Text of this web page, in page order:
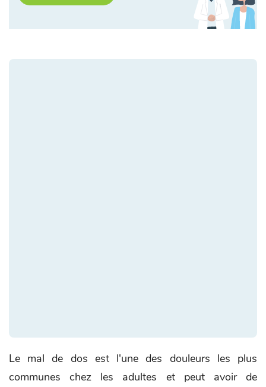
Le mal de dos est l'une des douleurs les plus
communes chez les adultes et peut avoir de